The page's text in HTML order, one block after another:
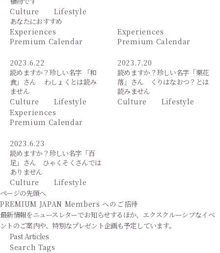
Culture
Lifestyle
あなたにおすすめ
Experiences
Premium Calendar
2023.6.22
読めますか？珍しい名字 「和
食」さん わしょくとは読み
ません
Culture
Lifestyle
Experiences
Premium Calendar
2023.7.20
読めますか？珍しい名字「栗花
落」さん くりはなおつ？とは
読みません
Culture
Lifestyle
Experiences
Premium Calendar
2023.6.23
読めますか？珍しい名字「百
足」さん ひゃくそくさんでは
ありません
Culture
Lifestyle
ページの先頭へ
PREMIUM JAPAN Members へのご招待
最新情報をニュースレターでお知らせするほか、エクスクルーシブなイベ
ントのご案内や、特別なプレゼント企画も予定しています。
Past Articles
Search Tags